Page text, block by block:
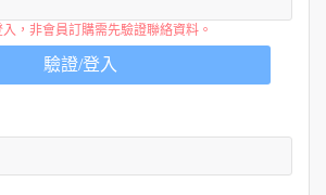
，非會員訂購需先驗證聯絡資料。
驗證/登入